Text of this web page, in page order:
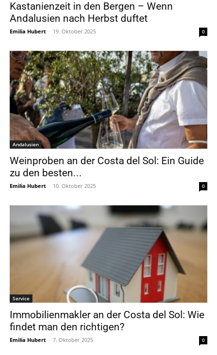
Kastanienzeit in den Bergen – Wenn
Andalusien nach Herbst duftet
Emilia Hubert - 19. Oktober 2025 0
Andalusien
Weinproben an der Costa del Sol: Ein Guide
zu den besten...
Emilia Hubert - 10. Oktober 2025 0
Service
Immobilienmakler an der Costa del Sol: Wie
findet man den richtigen?
Emilia Hubert - 7. Oktober 2025 0